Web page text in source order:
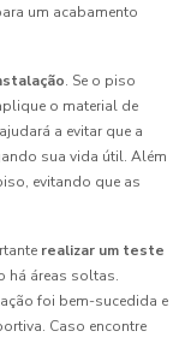
um acabamento
. Se o piso
o material de
a evitar que a
sua vida útil. Além
evitando que as
realizar um teste
há áreas soltas.
foi bem-sucedida e
Caso encontre